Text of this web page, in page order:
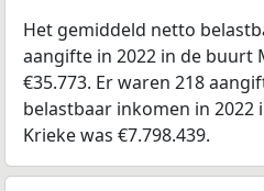
Het gemiddeld netto
aangifte in 2022 in de buurt
€35.773. Er waren 218
belastbaar inkomen in
Krieke was €7.798.439.